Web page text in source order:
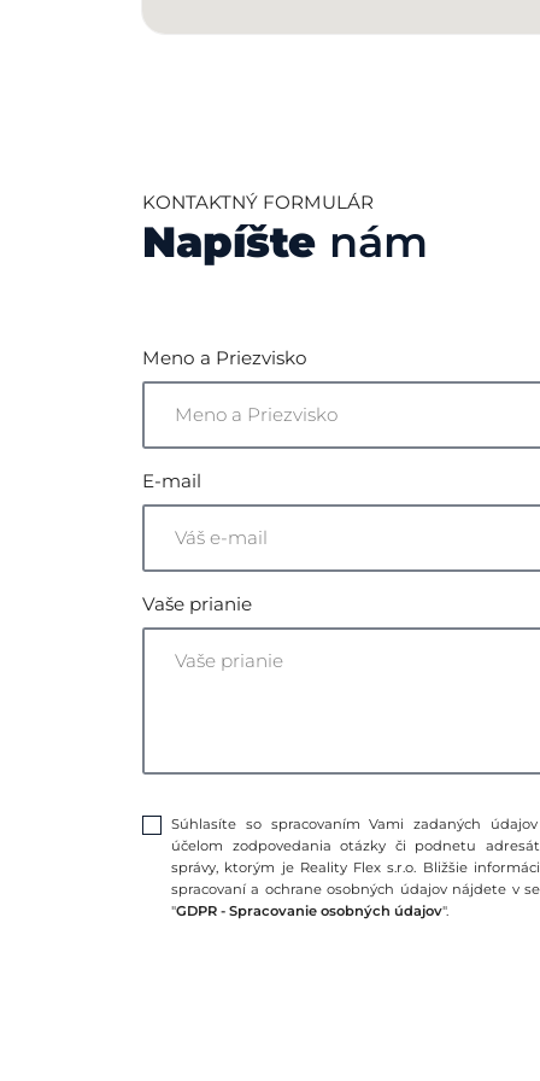
KONTAKTNÝ FORMULÁR
Napíšte nám
Meno a Priezvisko
E-mail
Vaše prianie
Súhlasíte so spracovaním Vami zadaných
účelom zodpovedania otázky či podnetu
správy, ktorým je Reality Flex s.r.o. Bližšie
spracovaní a ochrane osobných údajov nájdete v
"GDPR - Spracovanie osobných údajov".